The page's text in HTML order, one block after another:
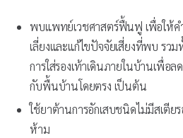
พบแพทย์เวชศาสตร์ฟื้นฟู เพื่อให้ค
เลี่ยงและแก้ไขปัจจัยเสี่ยงที่พบ รว
การใส่รองเท้าเดินภายในบ้านเพื่อ
กับพื้นบ้านโดยตรง เป็นต้น
ใช้ยาต้านการอักเสบชนิดไม่มีสเตีย
ห้าม